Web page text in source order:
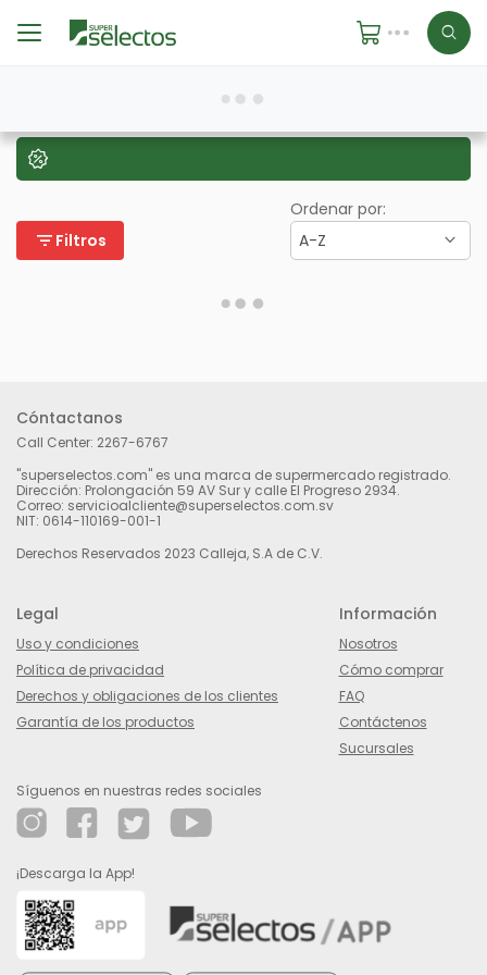
filter_list Filtros
Ordenar por:
A-Z
Cóntactanos
Call Center: 2267-6767
"superselectos.com" es una marca de supermercado registrado.
Dirección: Prolongación 59 AV Sur y calle El Progreso 2934.
Correo: servicioalcliente@superselectos.com.sv
NIT: 0614-110169-001-1
Derechos Reservados 2023 Calleja, S.A de C.V.
Legal
Uso y condiciones
Política de privacidad
Derechos y obligaciones de los clientes
Garantía de los productos
Información
Nosotros
Cómo comprar
FAQ
Contáctenos
Sucursales
Síguenos en nuestras redes sociales
¡Descarga la App!